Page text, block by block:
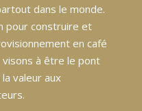
dans le monde.
pour construire et
en café
à être le pont
valeur aux